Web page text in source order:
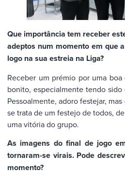
Que importância tem receber
adeptos num momento em que
logo na sua estreia na Liga?
Receber um prémio por uma
bonito, especialmente tendo
Pessoalmente, adoro festejar,
se trata de um festejo de todos,
uma vitória do grupo.
As imagens do final de jogo
tornaram-se virais. Pode
momento?